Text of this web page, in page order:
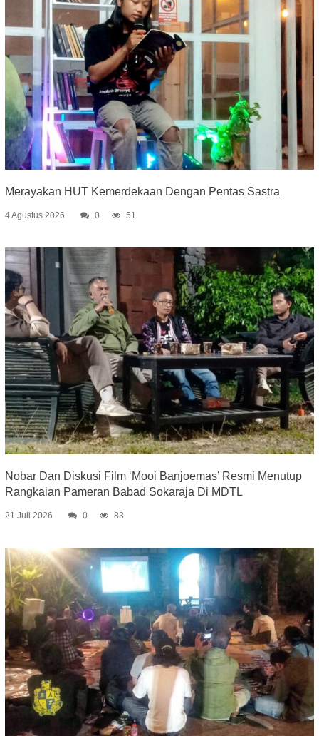
Merayakan HUT Kemerdekaan Dengan Pentas Sastra
4 Agustus 2026 0 51
Nobar Dan Diskusi Film ‘Mooi Banjoemas’ Resmi Menutup
Rangkaian Pameran Babad Sokaraja Di MDTL
21 Juli 2026 0 83